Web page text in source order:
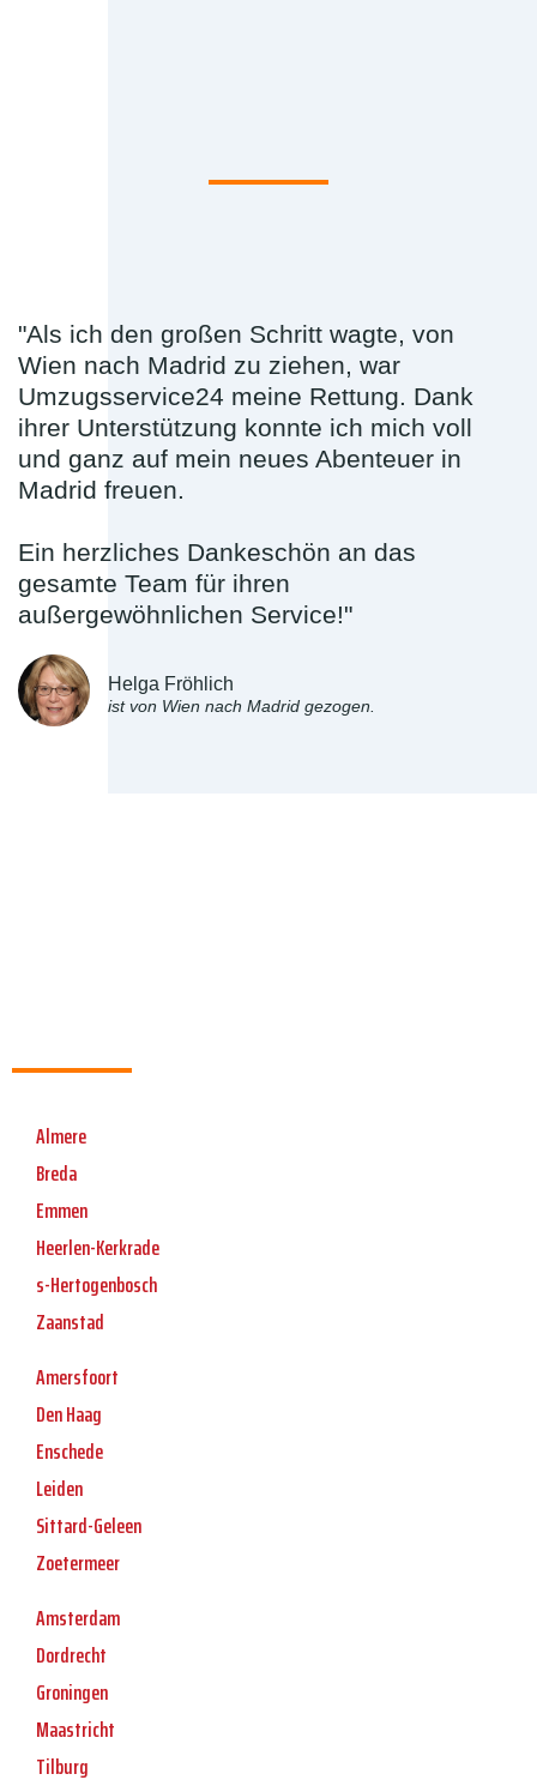
"Als ich den großen Schritt wagte, von
Wien nach Madrid zu ziehen, war
Umzugsservice24 meine Rettung. Dank
ihrer Unterstützung konnte ich mich voll
und ganz auf mein neues Abenteuer in
Madrid freuen.
Ein herzliches Dankeschön an das
gesamte Team für ihren
außergewöhnlichen Service!"
Helga Fröhlich
ist von Wien nach Madrid gezogen.
Almere
Breda
Emmen
Heerlen-Kerkrade
s-Hertogenbosch
Zaanstad
Amersfoort
Den Haag
Enschede
Leiden
Sittard-Geleen
Zoetermeer
Amsterdam
Dordrecht
Groningen
Maastricht
Tilburg